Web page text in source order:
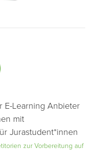
E-Learning Anbieter
mit
Jurastudent*innen
zur Vorbereitung auf